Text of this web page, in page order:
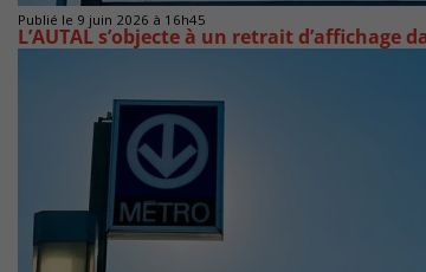
Publié le 9 juin 2026 à 16h45
L’AUTAL s’objecte à un retrait d’affichage